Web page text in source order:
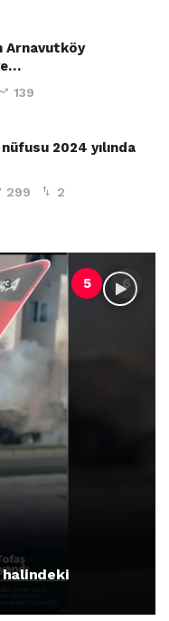
Arnavutköy
139
2024 yılında
299 2
halindeki